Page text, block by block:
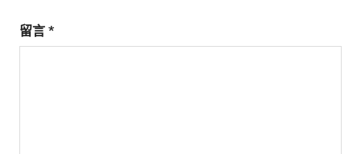
留言 *